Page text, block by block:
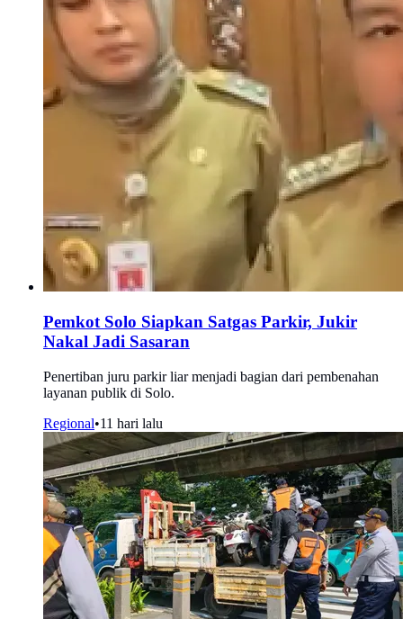
Pemkot Solo Siapkan Satgas Parkir, Jukir
Nakal Jadi Sasaran
Penertiban juru parkir liar menjadi bagian dari pembenahan
layanan publik di Solo.
Regional•11 hari lalu